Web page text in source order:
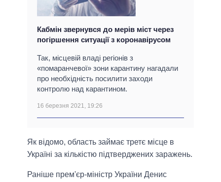
Кабмін звернувся до мерів міст через
погіршення ситуації з коронавірусом
Так, місцевій владі регіонів з
«помаранчевої» зони карантину нагадали
про необхідність посилити заходи
контролю над карантином.
16 березня 2021, 19:26
Як відомо, область займає третє місце в
Україні за кількістю підтверджених заражень.
Раніше прем'єр-міністр України Денис